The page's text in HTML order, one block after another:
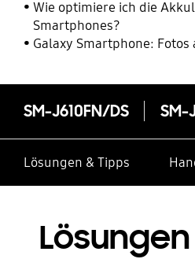
Wie optimiere ich die
Smartphones?
Galaxy Smartphone:
SM-J610FN/DS SM-
Lösungen & Tipps